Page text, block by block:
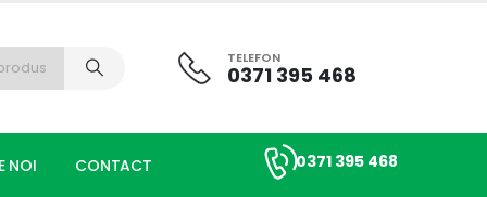
TELEFON
0371 395 468
NOI CONTACT 0371 395 468